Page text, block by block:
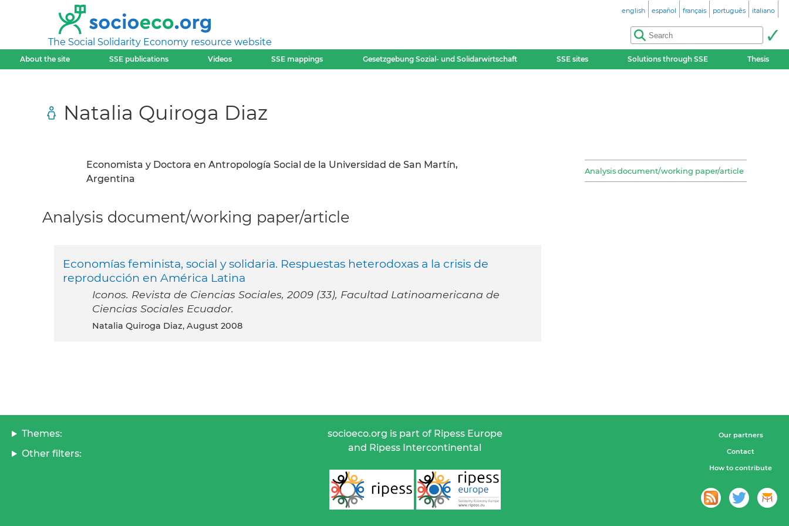
The Social Solidarity Economy resource website
english español français português italiano
About the site SSE publications Videos SSE mappings Gesetzgebung Sozial- und Solidarwirtschaft SSE sites Solutions through SSE Thesis
Natalia Quiroga Diaz
Economista y Doctora en Antropología Social de la Universidad de San Martín,
Argentina
Analysis document/working paper/article
Analysis document/working paper/article
Economías feminista, social y solidaria. Respuestas heterodoxas a la crisis de
reproducción en América Latina
Iconos. Revista de Ciencias Sociales, 2009 (33), Facultad Latinoamericana de
Ciencias Sociales Ecuador.
Natalia Quiroga Diaz, August 2008
Themes:
Other filters:
socioeco.org is part of Ripess Europe
and Ripess Intercontinental
Our partners
Contact
How to contribute